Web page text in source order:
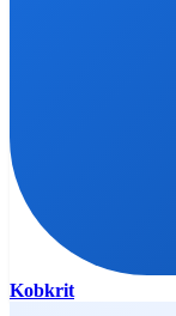
Kobkrit